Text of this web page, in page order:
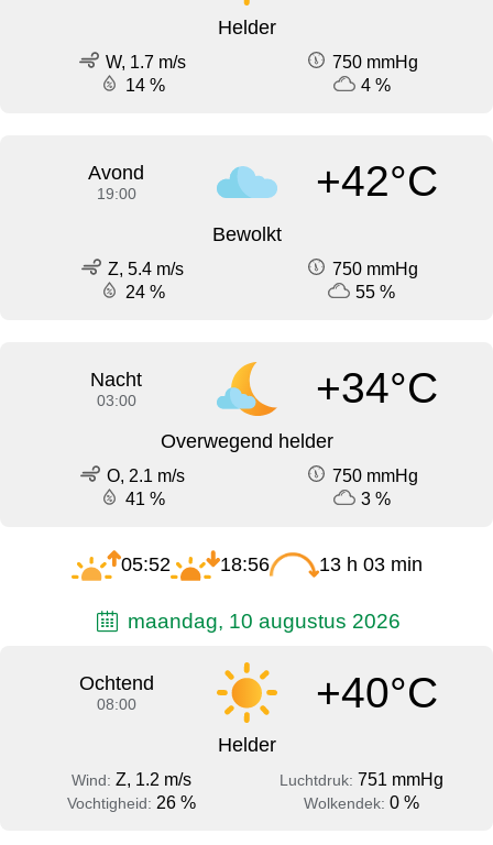
Helder
W, 1.7 m/s
750 mmHg
14 %
4 %
Avond
19:00 +42°C
Bewolkt
Z, 5.4 m/s
750 mmHg
24 %
55 %
Nacht
03:00 +34°C
Overwegend helder
O, 2.1 m/s
750 mmHg
41 %
3 %
05:52 18:56 13 h 03 min
maandag, 10 augustus 2026
Ochtend
08:00 +40°C
Helder
Wind: Z, 1.2 m/s Luchtdruk: 751 mmHg
Vochtigheid: 26 % Wolkendek: 0 %